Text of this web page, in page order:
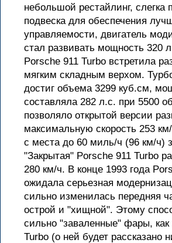
небольшой рестайлинг, слегка
подвеска для обеспечения
управляемости, двигатель
стал развивать мощность 320
Porsche 911 Turbo встретила
мягким складным верхом.
достиг объема 3299 куб.см,
составляла 282 л.с. при 5500
позволяло открытой версии
максимальную скорость 253
с места до 60 миль/ч (96 км/ч)
"Закрытая" Porsche 911 Turbo
280 км/ч. В конце 1993 года
ожидала серьезная
сильно изменилась передняя
острой и "хищной". Этому
сильно "заваленные" фары, как
Turbo (о ней будет рассказано